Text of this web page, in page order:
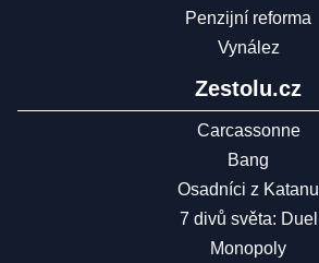
Penzijní reforma
Vynález
Zestolu.cz
Carcassonne
Bang
Osadníci z Katanu
7 divů světa: Duel
Monopoly